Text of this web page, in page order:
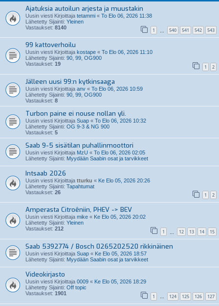
Ajatuksia autoilun arjesta ja muustakin
Uusin viesti Kirjoittaja tetammi « To Elo 06, 2026 11:38
Lähetetty Sijainti: Yleinen
Vastaukset: 8140 1 540 541 542 543
99 kattoverhoilu
Uusin viesti Kirjoittaja kostape « To Elo 06, 2026 11:10
Lähetetty Sijainti: 90, 99, OG900
Vastaukset: 19 1 2
Jälleen uusi 99:n kytkinsaaga
Uusin viesti Kirjoittaja anv « To Elo 06, 2026 10:59
Lähetetty Sijainti: 90, 99, OG900
Vastaukset: 8
Turbon paine ei nouse nollan yli.
Uusin viesti Kirjoittaja Suap « To Elo 06, 2026 10:32
Lähetetty Sijainti: OG 9-3 & NG 900
Vastaukset: 5
Saab 9-5 sisätilan puhallinmoottori
Uusin viesti Kirjoittaja MzU « To Elo 06, 2026 02:05
Lähetetty Sijainti: Myydään Saabin osat ja tarvikkeet
Intsaab 2026
Uusin viesti Kirjoittaja tturku « Ke Elo 05, 2026 20:26
Lähetetty Sijainti: Tapahtumat
Vastaukset: 26 1 2
Amperasta Citroêniin, PHEV -> BEV
Uusin viesti Kirjoittaja mike « Ke Elo 05, 2026 20:02
Lähetetty Sijainti: Yleinen
Vastaukset: 212 1 12 13 14 15
Saab 5392774 / Bosch 0265202520 rikkinäinen
Uusin viesti Kirjoittaja Suap « Ke Elo 05, 2026 18:57
Lähetetty Sijainti: Myydään Saabin osat ja tarvikkeet
Videokirjasto
Uusin viesti Kirjoittaja 0009 « Ke Elo 05, 2026 18:29
Lähetetty Sijainti: Off topic
Vastaukset: 1901 1 … 124 125 126 127